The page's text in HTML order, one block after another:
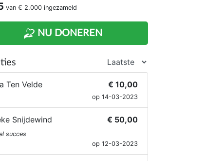
van € 2.000 ingezameld
NU DONEREN
Ten Velde € 10,00
op 14-03-2023
Snijdewind € 50,00
succes
op 12-03-2023